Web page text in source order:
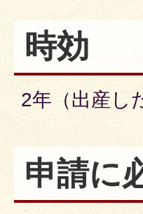
時効
2年（出産し
申請に